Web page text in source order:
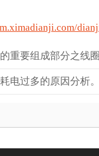
重要组成部分之线圈
电过多的原因分析。